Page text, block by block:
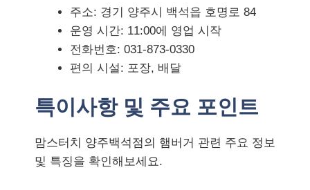
주소: 경기 양주시 백석읍 호명로 84
운영 시간: 11:00에 영업 시작
전화번호: 031-873-0330
편의 시설: 포장, 배달
특이사항 및 주요 포인트
맘스터치 양주백석점의 햄버거 관련 주요 정보
및 특징을 확인해보세요.